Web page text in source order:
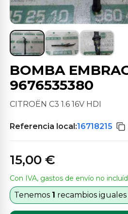
BOMBA
9676535380
CITROËN C3 1.6 16V HDI
Referencia local:16718215
15,00 €
Con IVA, gastos de envío no
Tenemos 1 recambios